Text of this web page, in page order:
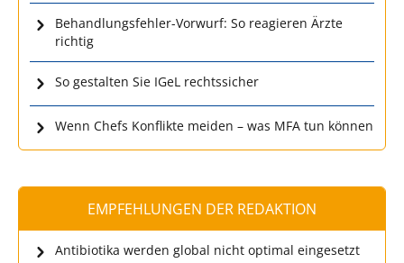
Behandlungsfehler-Vorwurf: So reagieren Ärzte
richtig
So gestalten Sie IGeL rechtssicher
Wenn Chefs Konflikte meiden – was MFA tun können
EMPFEHLUNGEN DER REDAKTION
Antibiotika werden global nicht optimal eingesetzt